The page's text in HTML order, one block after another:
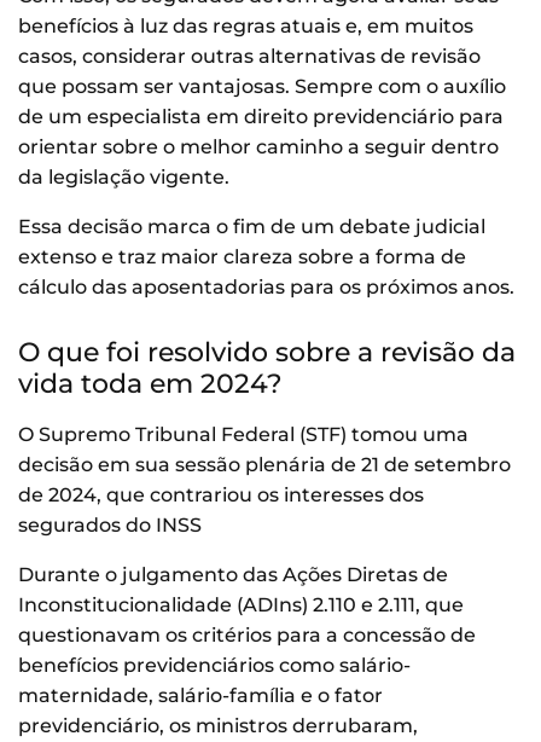
benefícios à luz das regras atuais e, em muitos
casos, considerar outras alternativas de revisão
que possam ser vantajosas. Sempre com o auxílio
de um especialista em direito previdenciário para
orientar sobre o melhor caminho a seguir dentro
da legislação vigente.
Essa decisão marca o fim de um debate judicial
extenso e traz maior clareza sobre a forma de
cálculo das aposentadorias para os próximos anos.
O que foi resolvido sobre a revisão da
vida toda em 2024?
O Supremo Tribunal Federal (STF) tomou uma
decisão em sua sessão plenária de 21 de setembro
de 2024, que contrariou os interesses dos
segurados do INSS
Durante o julgamento das Ações Diretas de
Inconstitucionalidade (ADIns) 2.110 e 2.111, que
questionavam os critérios para a concessão de
benefícios previdenciários como salário-
maternidade, salário-família e o fator
previdenciário, os ministros derrubaram,